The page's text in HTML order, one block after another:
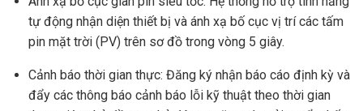
tự động nhận diện thiết bị và ánh xạ bố cục vị trí các tấm
pin mặt trời (PV) trên sơ đồ trong vòng 5 giây.
Cảnh báo thời gian thực: Đăng ký nhận báo cáo định kỳ và
đẩy các thông báo cảnh báo lỗi kỹ thuật theo thời gian